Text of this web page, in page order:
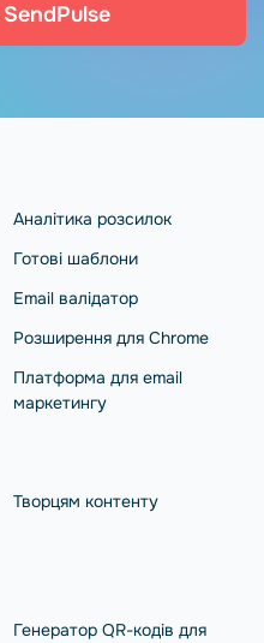
Аналітика розсилок
Готові шаблони
Email валідатор
Розширення для Chrome
Платформа для email
маркетингу
Творцям контенту
Генератор QR-кодів для